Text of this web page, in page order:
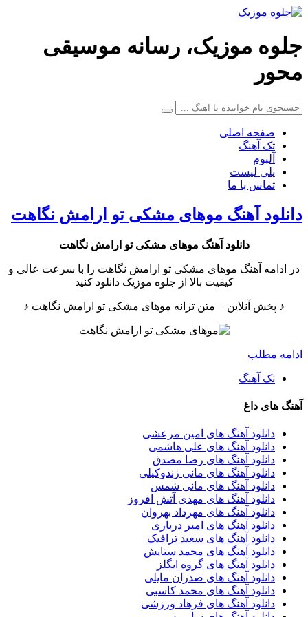
جلوه موزیک، رسانه موسیقی
محور
صفحه اصلی
تک آهنگ
آلبوم
پلی لیست
تماس با ما
دانلود آهنگ موهای مشکی تو ارامش نگاهت
دانلود آهنگ موهای مشکی تو ارامش نگاهت
در ادامه آهنگ موهای مشکی تو ارامش نگاهت را با سرعت عالی و
کیفیت بالا از جلوه موزیک دانلود کنید
♪ پخش آنلاین + متن ترانه موهای مشکی تو ارامش نگاهت ♪
ادامه مطلب
تک آهنگ
آهنگ های داغ
دانلود آهنگ های امین مرعشی
دانلود آهنگ های علی هاشمی
دانلود آهنگ های رضا مصدق
دانلود آهنگ های مانی زندوکیلی
دانلود آهنگ های مانی شمس
دانلود آهنگ های مهدی آتش افروز
دانلود آهنگ های مهرداد بهروان
دانلود آهنگ های امیر درباری
دانلود آهنگ های سعید ترافیک
دانلود آهنگ های محمد ستایش
دانلود آهنگ های گروه ایگلز
دانلود آهنگ های صدران مایلی
دانلود آهنگ های محمد کاسبی
دانلود آهنگ های فرهاد ورزشی